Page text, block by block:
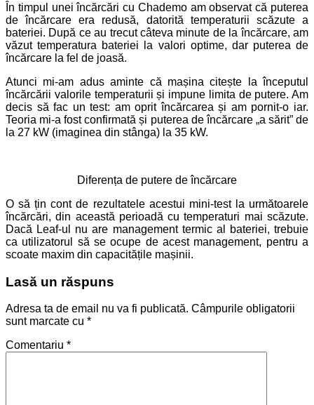
În timpul unei încărcări cu Chademo am observat că puterea
de încărcare era redusă, datorită temperaturii scăzute a
bateriei. După ce au trecut câteva minute de la încărcare, am
văzut temperatura bateriei la valori optime, dar puterea de
încărcare la fel de joasă.
Atunci mi-am adus aminte că mașina citește la începutul
încărcării valorile temperaturii și impune limita de putere. Am
decis să fac un test: am oprit încărcarea și am pornit-o iar.
Teoria mi-a fost confirmată și puterea de încărcare „a sărit” de
la 27 kW (imaginea din stânga) la 35 kW.
Diferența de putere de încărcare
O să țin cont de rezultatele acestui mini-test la următoarele
încărcări, din această perioadă cu temperaturi mai scăzute.
Dacă Leaf-ul nu are management termic al bateriei, trebuie
ca utilizatorul să se ocupe de acest management, pentru a
scoate maxim din capacitățile mașinii.
Lasă un răspuns
Adresa ta de email nu va fi publicată. Câmpurile obligatorii
sunt marcate cu *
Comentariu *